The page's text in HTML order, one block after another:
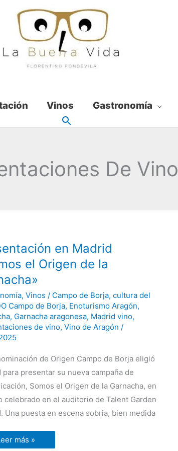
Vinos Gastronomía
De Vino
en Madrid
el Origen de la
, Vinos / Campo de Borja, cultura del
Campo de Borja, Enoturismo Aragón,
, Garnacha aragonesa, Madrid vino,
de vino, Vino de Aragón /
de Origen Campo de Borja eligió
para presentar su nueva campaña de
Somos el Origen de la Garnacha, en
celebrado en el auditorio de Talent Garden
Una puesta en escena sobria, bien medida
más »